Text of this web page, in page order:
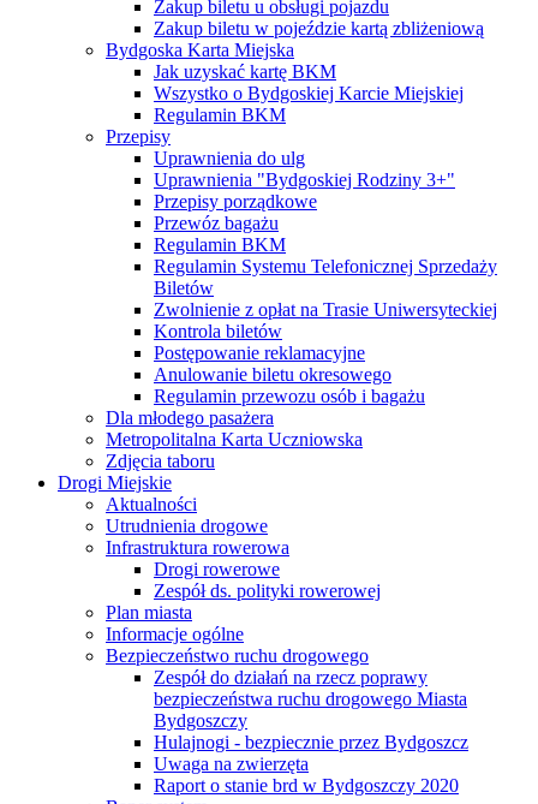
Zakup biletu u obsługi pojazdu
Zakup biletu w pojeździe kartą zbliżeniową
Bydgoska Karta Miejska
Jak uzyskać kartę BKM
Wszystko o Bydgoskiej Karcie Miejskiej
Regulamin BKM
Przepisy
Uprawnienia do ulg
Uprawnienia "Bydgoskiej Rodziny 3+"
Przepisy porządkowe
Przewóz bagażu
Regulamin BKM
Regulamin Systemu Telefonicznej Sprzedaży
Biletów
Zwolnienie z opłat na Trasie Uniwersyteckiej
Kontrola biletów
Postępowanie reklamacyjne
Anulowanie biletu okresowego
Regulamin przewozu osób i bagażu
Dla młodego pasażera
Metropolitalna Karta Uczniowska
Zdjęcia taboru
Drogi Miejskie
Aktualności
Utrudnienia drogowe
Infrastruktura rowerowa
Drogi rowerowe
Zespół ds. polityki rowerowej
Plan miasta
Informacje ogólne
Bezpieczeństwo ruchu drogowego
Zespół do działań na rzecz poprawy
bezpieczeństwa ruchu drogowego Miasta
Bydgoszczy
Hulajnogi - bezpiecznie przez Bydgoszcz
Uwaga na zwierzęta
Raport o stanie brd w Bydgoszczy 2020